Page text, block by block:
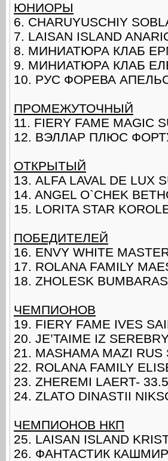
ЮНИОРЫ
6. CHARUYUSCHIY
7. LAISAN ISLAND
8. МИНИАТЮРА КЛАБ
9. МИНИАТЮРА КЛАБ
10. РУС ФОРЕВА
ПРОМЕЖУТОЧНЫЙ
11. FIERY FAME MAGIC
12. ВЭЛЛАР ПЛЮС
ОТКРЫТЫЙ
13. ALFA LAVAL DE LUX
14. ANGEL O`CHEK
15. LORITA STAR
ПОБЕДИТЕЛЕЙ
16. ENVY WHITE
17. ROLANA FAMILY
18. ZHOLESK
ЧЕМПИОНОВ
19. FIERY FAME IVES
20. JE’TAIME IZ
21. MASHAMA MAZI RUS
22. ROLANA FAMILY
23. ZHEREMI LAERT- 33.5
24. ZLATO DINASTII
ЧЕМПИОНОВ НКП
25. LAISAN ISLAND
26. ФАНТАСТИК